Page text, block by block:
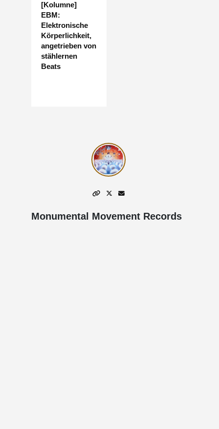
[Kolumne]
EBM:
Elektronische
Körperlichkeit,
angetrieben von
stählernen
Beats
Monumental Movement Records